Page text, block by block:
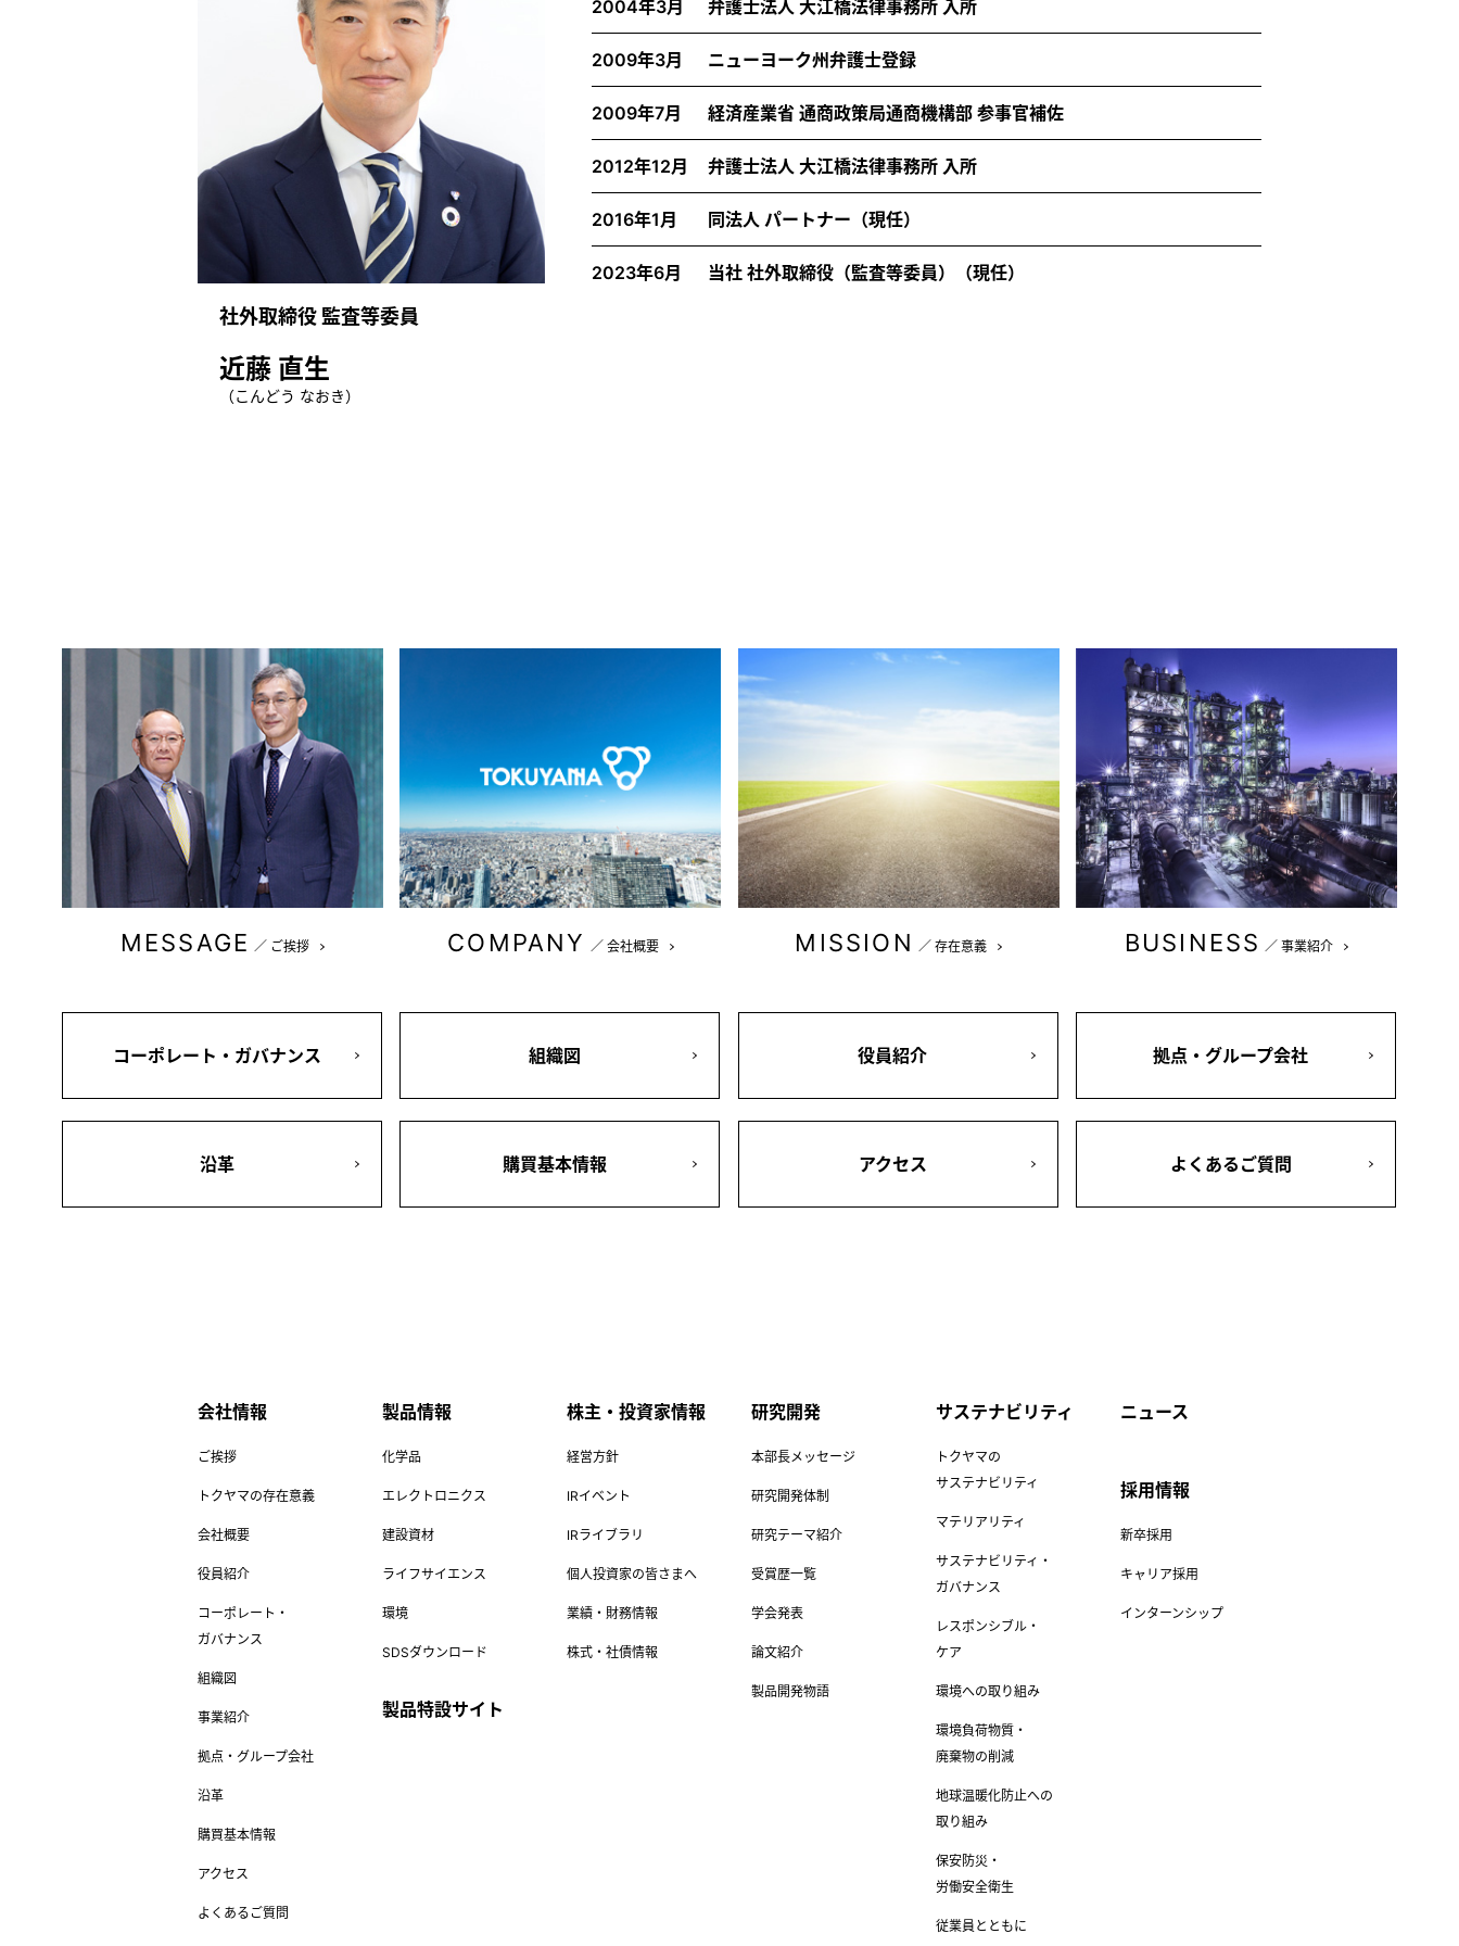
社外取締役 監査等委員
近藤 直生
（こんどう なおき）
2004年3月 弁護士法人 大江橋法律事務所 入所
2009年3月 ニューヨーク州弁護士登録
2009年7月 経済産業省 通商政策局通商機構部 参事官補佐
2012年12月 弁護士法人 大江橋法律事務所 入所
2016年1月 同法人 パートナー（現任）
2023年6月 当社 社外取締役（監査等委員）（現任）
MESSAGE ／ ご挨拶 COMPANY ／ 会社概要 MISSION ／ 存在意義 BUSINESS ／事業紹介
コーポレート・ガバナンス 組織図 役員紹介 拠点・グループ会社
沿革 購買基本情報 アクセス よくあるご質問
会社情報
ご挨拶
トクヤマの存在意義
会社概要
役員紹介
コーポレート・
ガバナンス
組織図
事業紹介
拠点・グループ会社
沿革
購買基本情報
アクセス
よくあるご質問
製品情報
化学品
エレクトロニクス
建設資材
ライフサイエンス
環境
SDSダウンロード
製品特設サイト
株主・投資家情報
経営方針
IRイベント
IRライブラリ
個人投資家の皆さまへ
業績・財務情報
株式・社債情報
研究開発
本部長メッセージ
研究開発体制
研究テーマ紹介
受賞歴一覧
学会発表
論文紹介
製品開発物語
サステナビリティ
トクヤマの
サステナビリティ
マテリアリティ
サステナビリティ・
ガバナンス
レスポンシブル・
ケア
環境への取り組み
環境負荷物質・
廃棄物の削減
地球温暖化防止への
取り組み
保安防災・
労働安全衛生
従業員とともに
ニュース
採用情報
新卒採用
キャリア採用
インターンシップ